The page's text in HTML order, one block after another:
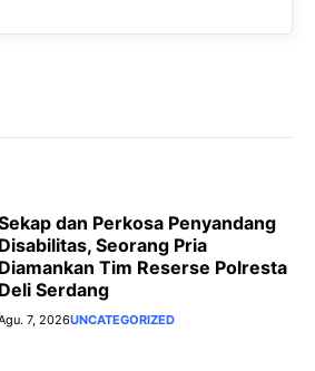
dan Perkosa Penyandang
Disabilitas, Seorang Pria
Diamankan Tim Reserse Polresta
Deli Serdang
7, 2026UNCATEGORIZED